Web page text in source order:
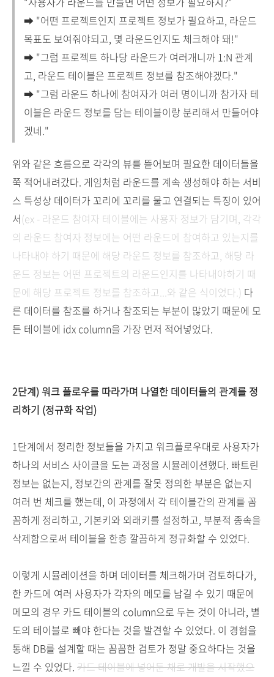
➡ "어떤 프로젝트인지 프로젝트 정보가 필요하고, 라운드
목표도 보여줘야되고, 몇 라운드인지도 체크해야 돼!"
➡ "그럼 프로젝트 하나당 라운드가 여러개니까 1:N 관계
고, 라운드 테이블은 프로젝트 정보를 참조해야겠다."
➡ "그럼 라운드 하나에 참여자가 여러 명이니까 참가자 테
이블은 라운드 정보를 담는 테이블이랑 분리해서 만들어야
겠네."
위와 같은 흐름으로 각각의 뷰를 뜯어보며 필요한 데이터들을
쭉 적어내려갔다. 게임처럼 라운드를 계속 생성해야 하는 서비
스 특성상 데이터가 꼬리에 꼬리를 물고 연결되는 특징이 있어
서(ex - 라운드 참여자 테이블에는 사용자 정보가 담기며, 각각
의 라운드 참여자 정보에는 어떤 라운드에 참여하고 있는지를
나타내야 하기 때문에 해당 라운드 정보를 참조하고, 해당 라
운드 정보는 어떤 프로젝트의 라운드인지를 나타내야하기 때
문에 해당 프로젝트 정보를 참조하고...와 같은 식이었다.) 다
른 데이터를 참조를 하거나 참조되는 부분이 많았기 때문에 모
든 테이블에 idx column을 가장 먼저 적어넣었다.
2단계) 워크 플로우를 따라가며 나열한 데이터들의 관계를 정
리하기 (정규화 작업)
1단계에서 정리한 정보들을 가지고 워크플로우대로 사용자가
하나의 서비스 사이클을 도는 과정을 시뮬레이션했다. 빠트린
정보는 없는지, 정보간의 관계를 잘못 정의한 부분은 없는지
여러 번 체크를 했는데, 이 과정에서 각 테이블간의 관계를 꼼
꼼하게 정리하고, 기본키와 외래키를 설정하고, 부분적 종속을
삭제함으로써 테이블을 한층 깔끔하게 정규화할 수 있었다.
이렇게 시뮬레이션을 하며 데이터를 체크해가며 검토하다가,
한 카드에 여러 사용자가 각자의 메모를 남길 수 있기 때문에
메모의 경우 카드 테이블의 column으로 두는 것이 아니라, 별
도의 테이블로 빼야 한다는 것을 발견할 수 있었다. 이 경험을
통해 DB를 설계할 때는 꼼꼼한 검토가 정말 중요하다는 것을
느낄 수 있었다. 카드 테이블에 넣어둔 채로 개발을 시작했으